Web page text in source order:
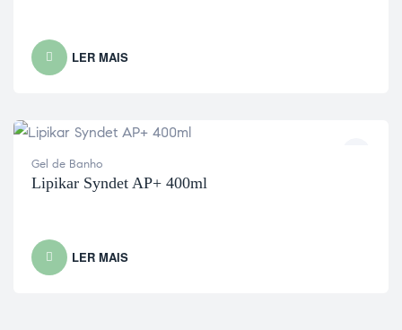
LER MAIS
Gel de Banho
Lipikar Syndet AP+ 400ml
LER MAIS